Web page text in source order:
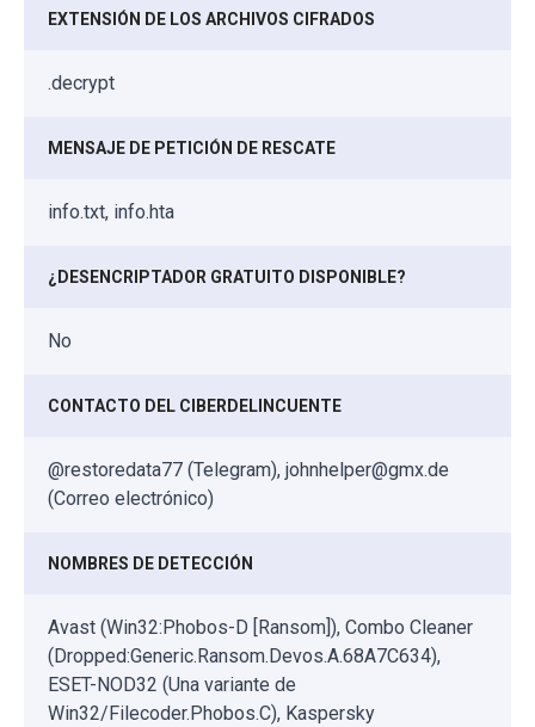
EXTENSIÓN DE LOS ARCHIVOS CIFRADOS
.decrypt
MENSAJE DE PETICIÓN DE RESCATE
info.txt, info.hta
¿DESENCRIPTADOR GRATUITO DISPONIBLE?
No
CONTACTO DEL CIBERDELINCUENTE
@restoredata77 (Telegram), johnhelper@gmx.de
(Correo electrónico)
NOMBRES DE DETECCIÓN
Avast (Win32:Phobos-D [Ransom]), Combo Cleaner
(Dropped:Generic.Ransom.Devos.A.68A7C634),
ESET-NOD32 (Una variante de
Win32/Filecoder.Phobos.C), Kaspersky